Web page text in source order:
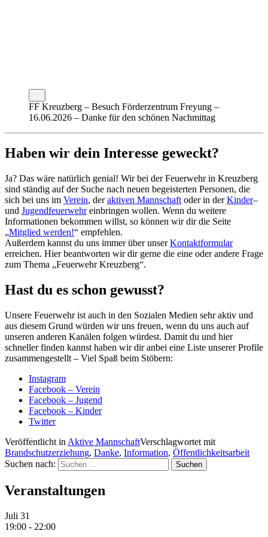
FF Kreuzberg – Besuch Förderzentrum Freyung –
16.06.2026 – Danke für den schönen Nachmittag
Haben wir dein Interesse geweckt?
Ja? Das wäre natürlich genial! Wir bei der Feuerwehr in Kreuzberg
sind ständig auf der Suche nach neuen begeisterten Personen, die
sich bei uns im Verein, deraktiven Mannschaft oder in derKinder–
und Jugendfeuerwehreinbringen wollen. Wenn du weitere
Informationen bekommen willst, so können wir dir die Seite
„Mitglied werden!“ empfehlen.
Außerdem kannst du uns immer über unserKontaktformular
erreichen. Hier beantworten wir dir gerne die eine oder andere Frage
zum Thema „Feuerwehr Kreuzberg“.
Hast du es schon gewusst?
Unsere Feuerwehr ist auch in den Sozialen Medien sehr aktiv und
aus diesem Grund würden wir uns freuen, wenn du uns auch auf
unseren anderen Kanälen folgen würdest. Damit du und hier
schneller finden kannst haben wir dir anbei eine Liste unserer Profile
zusammengestellt – Viel Spaß beim Stöbern:
Instagram
Facebook – Verein
Facebook – Jugend
Facebook – Kinder
Twitter
Veröffentlicht in Aktive MannschaftVerschlagwortet mit
Brandschutzerziehung, Danke, Information, Öffentlichkeitsarbeit
Suchen nach:
Veranstaltungen
Juli 31
19:00 - 22:00